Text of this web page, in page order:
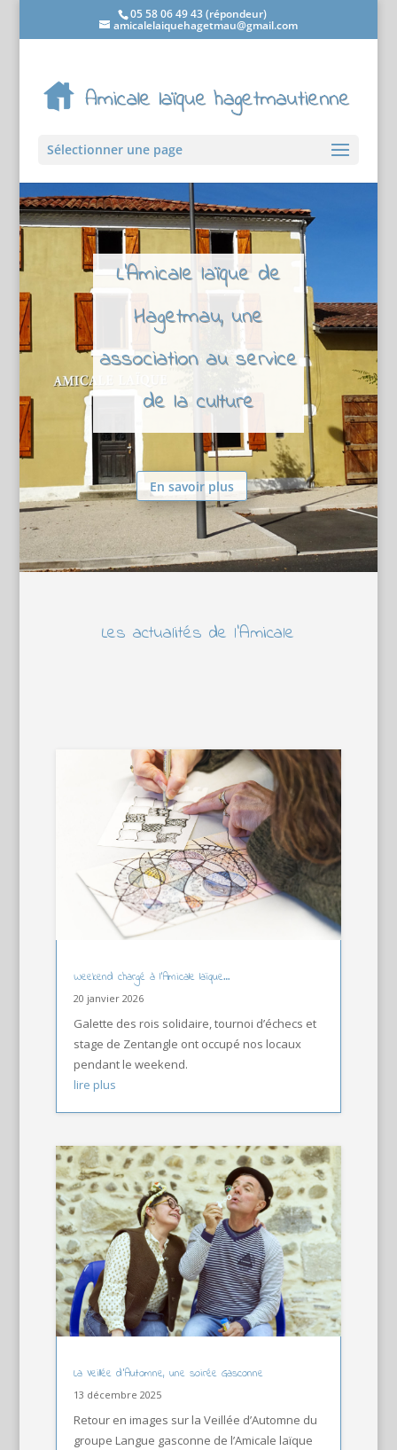
05 58 06 49 43 (répondeur)
amicalelaiquehagetmau@gmail.com
Sélectionner une page
L'Amicale laïque de
Hagetmau, une
association au service
de la culture
En savoir plus
Les actualités de l’Amicale
Weekend chargé à l’Amicale laïque…
20 janvier 2026
Galette des rois solidaire, tournoi d’échecs et
stage de Zentangle ont occupé nos locaux
pendant le weekend.
lire plus
La Veillée d’Automne, une soirée Gasconne
13 décembre 2025
Retour en images sur la Veillée d’Automne du
groupe Langue gasconne de l’Amicale laïque